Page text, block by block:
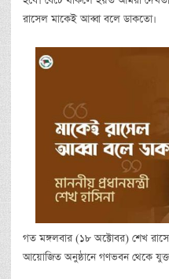
রাসেল মাকেই আব্বা বলে ডাকতো।
গত মঙ্গলবার (১৮ অক্টোবর) শেখ
আয়োজিত অনুষ্ঠানে গণভবন থেকে যুক্ত